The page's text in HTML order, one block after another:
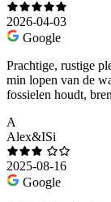
2026-04-03
Google
Prachtige, rustige
min lopen van de
fossielen houdt,
A
Alex&ISi
2025-08-16
Google